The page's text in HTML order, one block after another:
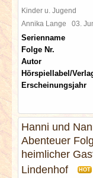
Kinder u. Jugend
Annika Lange 03.
Serienname
Folge Nr.
Autor
Hörspiellabel/
Erscheinungsjahr
Hanni und
Abenteuer
heimlicher
Lindenhof
HOT